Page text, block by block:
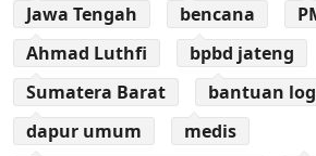
Jawa Tengah bencana
Ahmad Luthfi
bpbd jateng
Sumatera Barat
bantuan
dapur umum
medis